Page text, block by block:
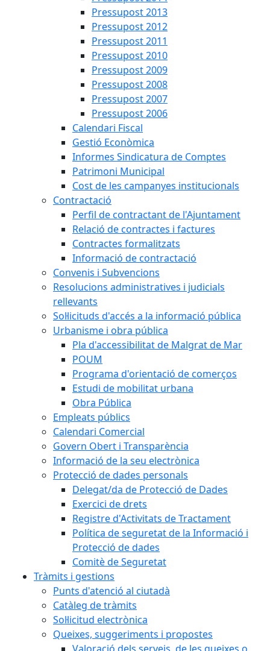
Pressupost 2013
Pressupost 2012
Pressupost 2011
Pressupost 2010
Pressupost 2009
Pressupost 2008
Pressupost 2007
Pressupost 2006
Calendari Fiscal
Gestió Econòmica
Informes Sindicatura de Comptes
Patrimoni Municipal
Cost de les campanyes institucionals
Contractació
Perfil de contractant de l'Ajuntament
Relació de contractes i factures
Contractes formalitzats
Informació de contractació
Convenis i Subvencions
Resolucions administratives i judicials
rellevants
Sol·licituds d'accés a la informació pública
Urbanisme i obra pública
Pla d'accessibilitat de Malgrat de Mar
POUM
Programa d'orientació de comerços
Estudi de mobilitat urbana
Obra Pública
Empleats públics
Calendari Comercial
Govern Obert i Transparència
Informació de la seu electrònica
Protecció de dades personals
Delegat/da de Protecció de Dades
Exercici de drets
Registre d'Activitats de Tractament
Política de seguretat de la Informació i
Protecció de dades
Comitè de Seguretat
Tràmits i gestions
Punts d'atenció al ciutadà
Catàleg de tràmits
Sol·licitud electrònica
Queixes, suggeriments i propostes